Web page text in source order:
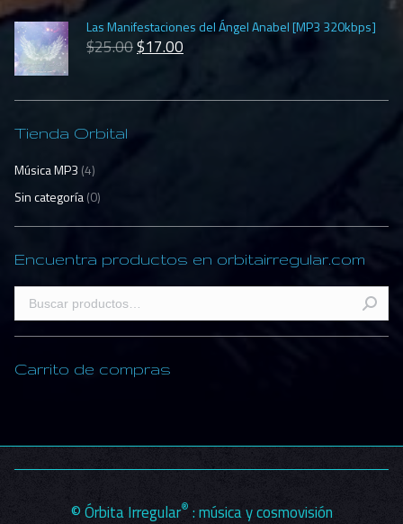
Las Manifestaciones del Ángel Anabel [MP3 320kbps]
$25.00$17.00
Tienda Orbital
Música MP3 (4)
Sin categoría(0)
Encuentra productos en orbitairregular.com
Carrito de compras
© Órbita Irregular® : música y cosmovisión